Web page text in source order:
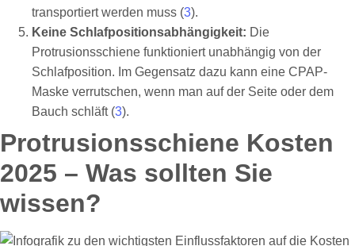
transportiert werden muss (3).
Keine Schlafpositionsabhängigkeit: Die
Protrusionsschiene funktioniert unabhängig von der
Schlafposition. Im Gegensatz dazu kann eine CPAP-
Maske verrutschen, wenn man auf der Seite oder dem
Bauch schläft (3).
Protrusionsschiene Kosten
2025 – Was sollten Sie
wissen?